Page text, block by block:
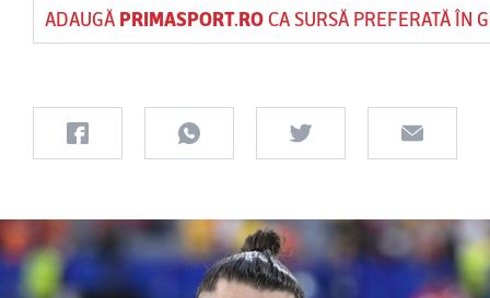
ADAUGĂ PRIMASPORT.ROCA SURSĂ PREFERATĂ ÎN